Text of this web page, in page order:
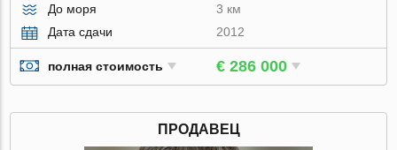
До моря
3 км
Дата сдачи
2012
полная стоимость € 286 000
ПРОДАВЕЦ